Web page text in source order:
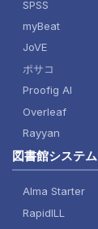
SPSS
myBeat
JoVE
ポサコ
Proofig AI
Overleaf
Rayyan
図書館システム
Alma Starter
RapidILL